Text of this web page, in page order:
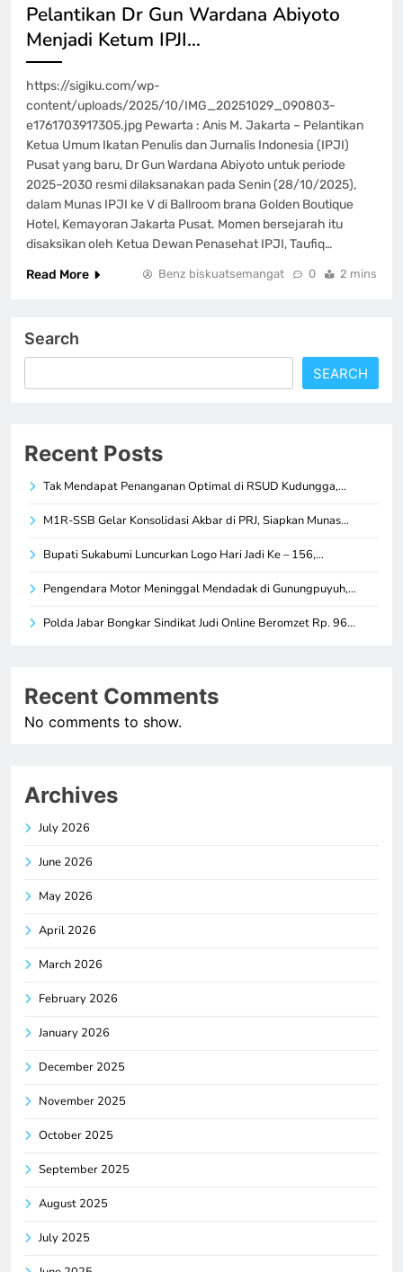
Pelantikan Dr Gun Wardana Abiyoto
Menjadi Ketum IPJI…
https://sigiku.com/wp-
content/uploads/2025/10/IMG_20251029_090803-
e1761703917305.jpg Pewarta : Anis M. Jakarta – Pelantikan
Ketua Umum Ikatan Penulis dan Jurnalis Indonesia (IPJI)
Pusat yang baru, Dr Gun Wardana Abiyoto untuk periode
2025–2030 resmi dilaksanakan pada Senin (28/10/2025),
dalam Munas IPJI ke V di Ballroom brana Golden Boutique
Hotel, Kemayoran Jakarta Pusat. Momen bersejarah itu
disaksikan oleh Ketua Dewan Penasehat IPJI, Taufiq…
Read More
Benz biskuatsemangat 0 2 mins
Search
SEARCH
Recent Posts
Tak Mendapat Penanganan Optimal di RSUD Kudungga,…
M1R-SSB Gelar Konsolidasi Akbar di PRJ, Siapkan Munas…
Bupati Sukabumi Luncurkan Logo Hari Jadi Ke – 156,…
Pengendara Motor Meninggal Mendadak di Gunungpuyuh,…
Polda Jabar Bongkar Sindikat Judi Online Beromzet Rp. 96…
Recent Comments
No comments to show.
Archives
July 2026
June 2026
May 2026
April 2026
March 2026
February 2026
January 2026
December 2025
November 2025
October 2025
September 2025
August 2025
July 2025